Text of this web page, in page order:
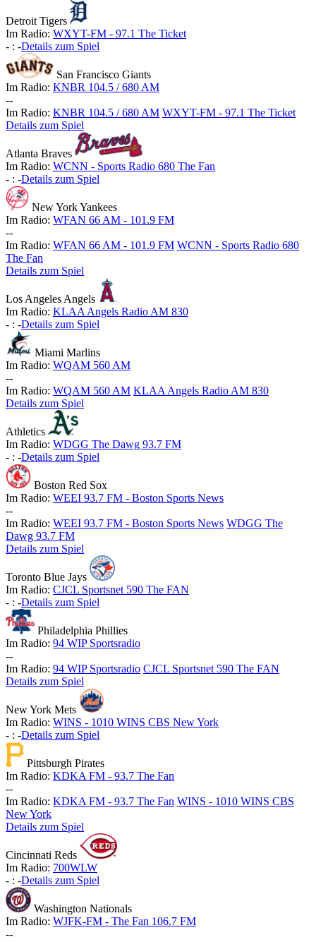
Detroit Tigers
Im Radio: WXYT-FM - 97.1 The Ticket
- : -Details zum Spiel
San Francisco Giants
Im Radio: KNBR 104.5 / 680 AM
--
Im Radio: KNBR 104.5 / 680 AM WXYT-FM - 97.1 The Ticket
Details zum Spiel
Atlanta Braves
Im Radio: WCNN - Sports Radio 680 The Fan
- : -Details zum Spiel
New York Yankees
Im Radio: WFAN 66 AM - 101.9 FM
--
Im Radio: WFAN 66 AM - 101.9 FM WCNN - Sports Radio 680
The Fan
Details zum Spiel
Los Angeles Angels
Im Radio: KLAA Angels Radio AM 830
- : -Details zum Spiel
Miami Marlins
Im Radio: WQAM 560 AM
--
Im Radio: WQAM 560 AM KLAA Angels Radio AM 830
Details zum Spiel
Athletics
Im Radio: WDGG The Dawg 93.7 FM
- : -Details zum Spiel
Boston Red Sox
Im Radio: WEEI 93.7 FM - Boston Sports News
--
Im Radio: WEEI 93.7 FM - Boston Sports News WDGG The
Dawg 93.7 FM
Details zum Spiel
Toronto Blue Jays
Im Radio: CJCL Sportsnet 590 The FAN
- : -Details zum Spiel
Philadelphia Phillies
Im Radio: 94 WIP Sportsradio
--
Im Radio: 94 WIP Sportsradio CJCL Sportsnet 590 The FAN
Details zum Spiel
New York Mets
Im Radio: WINS - 1010 WINS CBS New York
- : -Details zum Spiel
Pittsburgh Pirates
Im Radio: KDKA FM - 93.7 The Fan
--
Im Radio: KDKA FM - 93.7 The Fan WINS - 1010 WINS CBS
New York
Details zum Spiel
Cincinnati Reds
Im Radio: 700WLW
- : -Details zum Spiel
Washington Nationals
Im Radio: WJFK-FM - The Fan 106.7 FM
--